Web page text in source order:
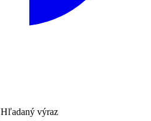
Hľadaný výraz